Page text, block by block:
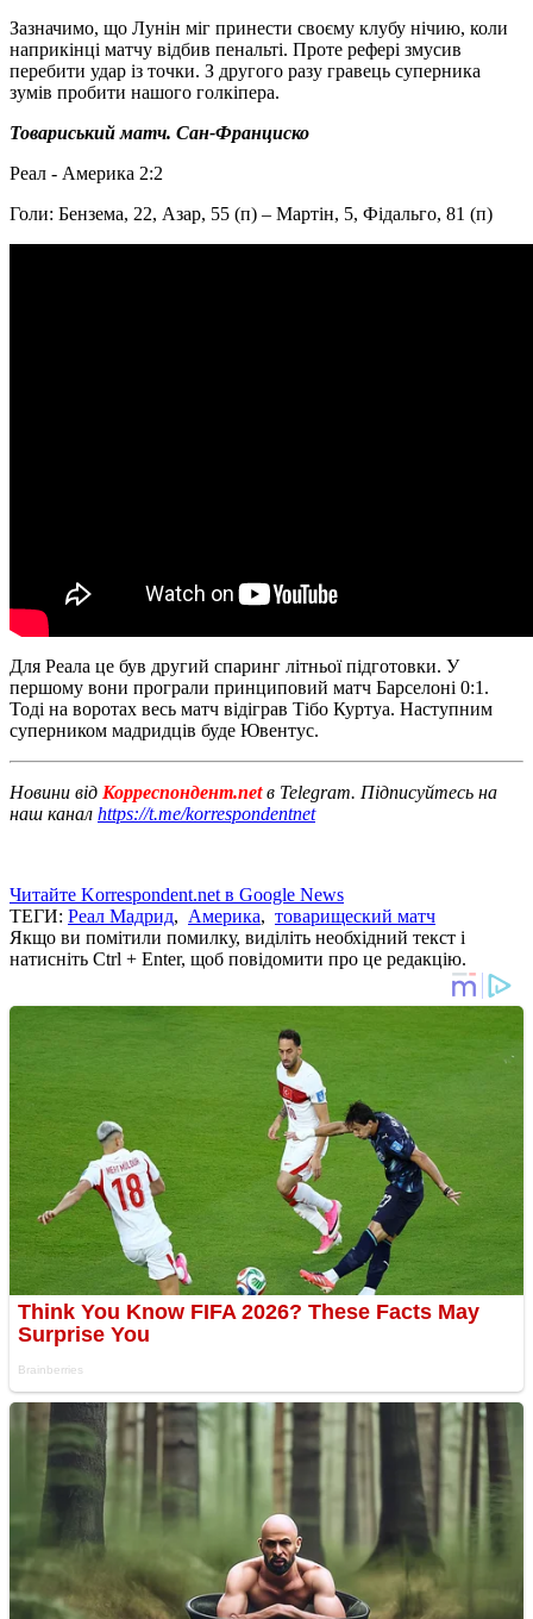
Зазначимо, що Лунін міг принести своєму клубу нічию, коли
наприкінці матчу відбив пенальті. Проте рефері змусив
перебити удар із точки. З другого разу гравець суперника
зумів пробити нашого голкіпера.
Товариський матч. Сан-Франциско
Реал - Америка 2:2
Голи: Бензема, 22, Азар, 55 (п) – Мартін, 5, Фідальго, 81 (п)
Для Реала це був другий спаринг літньої підготовки. У
першому вони програли принциповий матч Барселоні 0:1.
Тоді на воротах весь матч відіграв Тібо Куртуа. Наступним
суперником мадридців буде Ювентус.
Новини від Корреспондент.netв Telegram. Підписуйтесь на
наш канал https://t.me/korrespondentnet
Читайте Korrespondent.net в Google News
ТЕГИ: Реал Мадрид, Америка, товарищеский матч
Якщо ви помітили помилку, виділіть необхідний текст і
натисніть Ctrl + Enter, щоб повідомити про це редакцію.